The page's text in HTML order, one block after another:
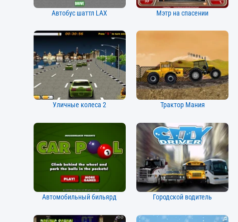
Автобус шаттл LAX Мэтр на спасении
Уличные колеса 2 Трактор Мания
Автомобильный бильярд Городской водитель